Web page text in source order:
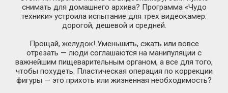
снимать для домашнего архива? Программа «Чудо
техники» устроила испытание для трех видеокамер:
дорогой, дешевой и средней.
Прощай, желудок! Уменьшить, сжать или вовсе
отрезать — люди соглашаются на манипуляции с
важнейшим пищеварительным органом, а все для того,
чтобы похудеть. Пластическая операция по коррекции
фигуры — это прихоть или жизненная необходимость?